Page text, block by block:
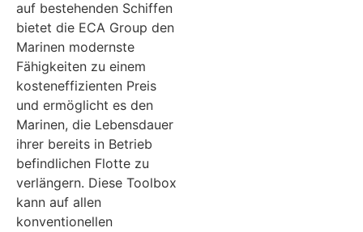
auf bestehenden Schiffen
bietet die ECA Group den
Marinen modernste
Fähigkeiten zu einem
kosteneffizienten Preis
und ermöglicht es den
Marinen, die Lebensdauer
ihrer bereits in Betrieb
befindlichen Flotte zu
verlängern. Diese Toolbox
kann auf allen
konventionellen